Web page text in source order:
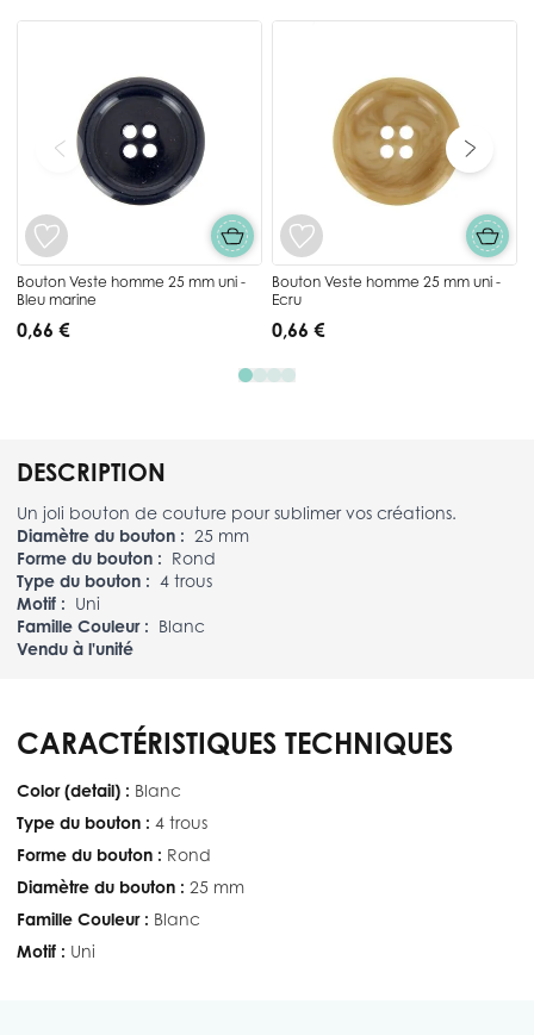
DESCRIPTION
Un joli bouton de couture pour sublimer vos créations.
Diamètre du bouton : 25 mm
Forme du bouton : Rond
Type du bouton : 4 trous
Motif : Uni
Famille Couleur : Blanc
Vendu à l'unité
Press to skip carousel
Bouton Veste homme 25 mm uni -
Bleu marine
0,66 €
Bouton Veste homme 25 mm uni -
Ecru
0,66 €
CARACTÉRISTIQUES TECHNIQUES
Color (detail) : Blanc
Type du bouton : 4 trous
Forme du bouton : Rond
Diamètre du bouton : 25 mm
Famille Couleur : Blanc
Motif : Uni